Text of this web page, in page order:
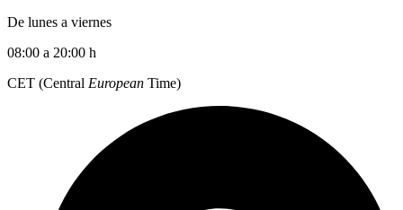
De lunes a viernes
08:00 a 20:00 h
CET (Central European Time)